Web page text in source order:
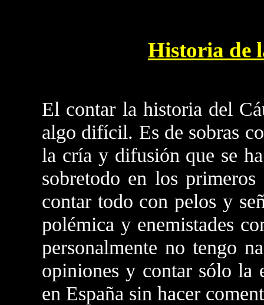
Historia de
El contar la historia del
algo difícil. Es de sobras
la cría y difusión que se
sobretodo en los
contar todo con pelos y
polémica y enemistades
personalmente no tengo
opiniones y contar sólo la
en España sin hacer